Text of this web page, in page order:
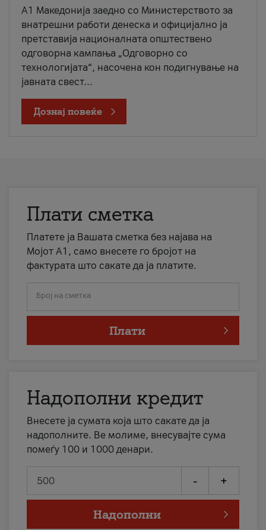
A1 Македонија заедно со Министерството за
внатрешни работи денеска и официјално ја
претставија националната општествено
одговорна кампања „Одговорно со
технологијата“, насочена кон подигнување на
јавната свест...
Дознај повеќе
Плати сметка
Платете ја Вашата сметка без најава на
Мојот А1, само внесете го бројот на
фактурата што сакате да ја платите.
Број на сметка
Плати
Надополни кредит
Внесете ја сумата која што сакате да ја
надополните. Ве молиме, внесувајте сума
помеѓу 100 и 1000 денари.
- +
Надополни